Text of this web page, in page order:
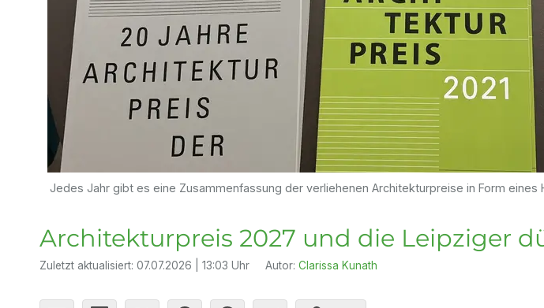
Jedes Jahr gibt es eine Zusammenfassung der verliehenen Architekturpreise in Form eines
Architekturpreis 2027 und die Leipziger
Zuletzt aktualisiert: 07.07.2026 | 13:03 Uhr Autor: Clarissa Kunath